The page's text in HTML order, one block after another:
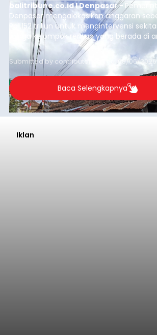
balitribune.co.id I Denpasar -
Denpasar mengalokasikan anggaran
Rp1,152 triliun untuk mengintervensi
warga kelompok rentan yang berada di
garis kemiskinan. Langkah strategis ini
guna menjaga masyarakat yang berada
kelompok desil 5 dan 6 tersebut agar tidak
merosot ke kategori miskin.
Submitted by contributor Thu, 08/06/2026
Baca Selengkapnya
Iklan